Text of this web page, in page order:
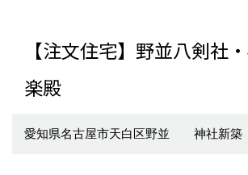
【注文住宅】野並八剣社
楽殿
愛知県名古屋市天白区野並 神社新